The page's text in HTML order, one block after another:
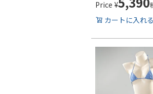
Price ¥
カートに入れる